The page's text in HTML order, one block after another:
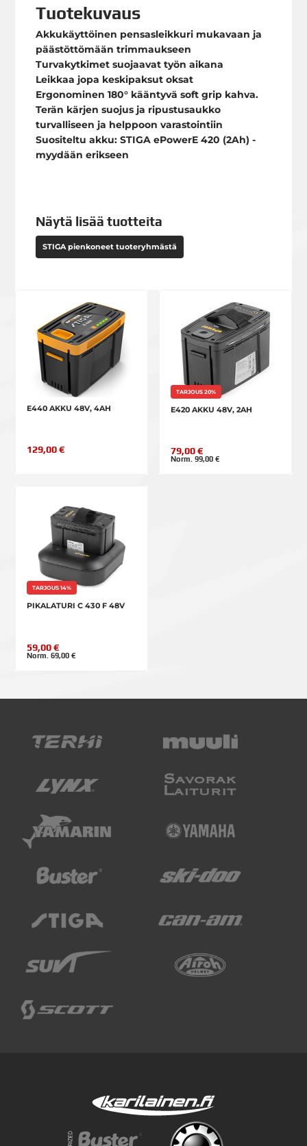
Tuotekuvaus
Akkukäyttöinen pensasleikkuri mukavaan ja
päästöttömään trimmaukseen
Turvakytkimet suojaavat työn aikana
Leikkaa jopa keskipaksut oksat
Ergonominen 180° kääntyvä soft grip kahva.
Terän kärjen suojus ja ripustusaukko
turvalliseen ja helppoon varastointiin
Suositeltu akku: STIGA ePowerE 420 (2Ah) -
myydään erikseen
Näytä lisää tuotteita
STIGA pienkoneet tuoteryhmästä
E440 AKKU 48V, 4AH
129,00 €
TARJOUS 20%
E420 AKKU 48V, 2AH
79,00 €
Norm. 99,00 €
TARJOUS 14%
PIKALATURI C 430 F 48V
59,00 €
Norm. 69,00 €